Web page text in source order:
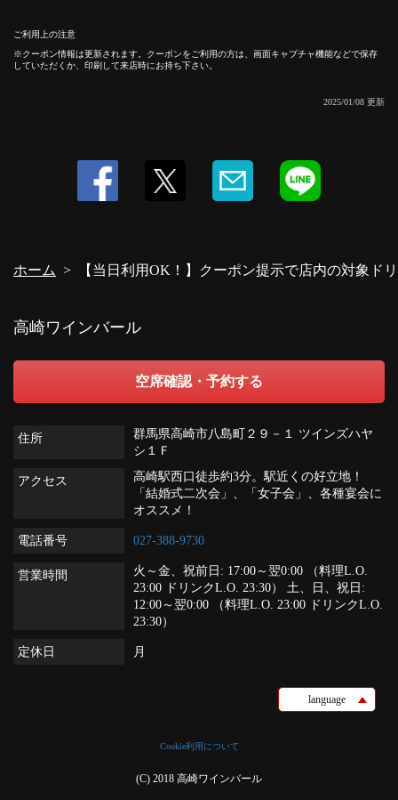
ご利用上の注意
クーポン情報は更新されます。クーポンをご利用の方は、画面キャプチャ機能などで保存
していただくか、印刷して来店時にお持ち下さい。
2025/01/08 更新
ホーム 【当日利用OK！】クーポン提示で店内の対象ド
この店舗情報をシェアする
群馬県高崎市八島町２９－１ ツインズハヤシ１Ｆ
https://takasaki-wine-bar.owst.jp/coupons/9451503
高崎ワインバール
空席確認・予約する
住所
群馬県高崎市八島町２９－１ ツインズハヤ
シ１Ｆ
アクセス
高崎駅西口徒歩約3分。駅近くの好立地！
「結婚式二次会」、「女子会」、各種宴会に
オススメ！
電話番号 027-388-9730
営業時間
火～金、祝前日: 17:00～翌0:00 （料理L.O.
23:00 ドリンクL.O. 23:30） 土、日、祝日:
12:00～翌0:00 （料理L.O. 23:00 ドリンクL.O.
23:30）
定休日 月
language
Cookie利用について
(C) 2018 高崎ワインバール